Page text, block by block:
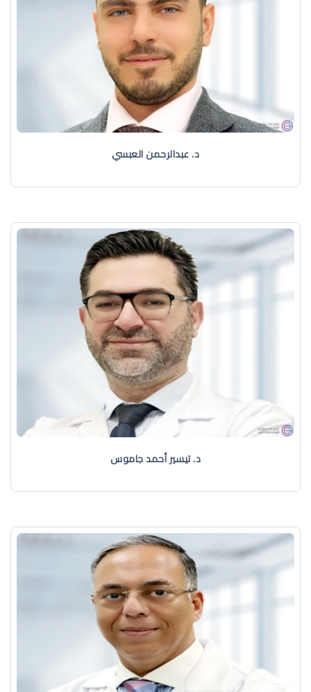
د. عبدالرحمن العبسي
د. تيسير أحمد جاموس